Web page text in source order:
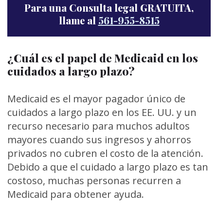
Para una Consulta legal GRATUITA,
llame al 561-955-8515
¿Cuál es el papel de Medicaid en los
cuidados a largo plazo?
Medicaid es el mayor pagador único de
cuidados a largo plazo en los EE. UU. y un
recurso necesario para muchos adultos
mayores cuando sus ingresos y ahorros
privados no cubren el costo de la atención.
Debido a que el cuidado a largo plazo es tan
costoso, muchas personas recurren a
Medicaid para obtener ayuda.